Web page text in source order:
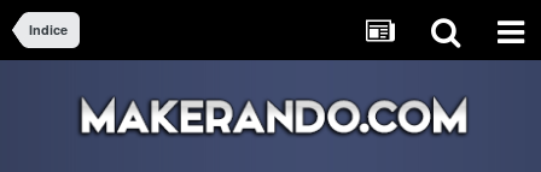
Indice